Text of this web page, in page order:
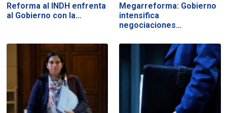
Reforma al INDH enfrenta
al Gobierno con la…
Megarreforma: Gobierno
intensifica
negociaciones…